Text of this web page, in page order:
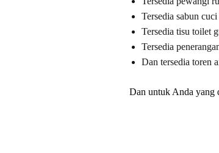
Tersedia sabun cuci
Tersedia tisu toilet
Tersedia
Dan tersedia toren
Dan untuk Anda yang